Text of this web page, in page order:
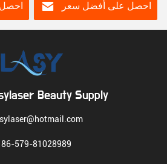
احصل على أفضل سعر
Beauty Supply
86-579-81028989